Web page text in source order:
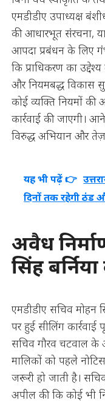
एमडीडीए उपाध्यक्ष
की आधारभूत संरचना,
आपदा प्रबंधन के लिए
कि प्राधिकरण का
और नियमबद्ध विकास
कोई व्यक्ति नियमों
कार्रवाई की जाएगी।
विरुद्ध अभियान और तेज़
यह भी पढ़ें 👉
दिनों तक रहेगी ठंड
अवैध
सिंह
एमडीडीए सचिव मोहन
पर हुई सीलिंग
सचिव गौरव चटवाल के
मालिकों को पहले
जरूरी हो जाती है।
अपील की कि कोई भी